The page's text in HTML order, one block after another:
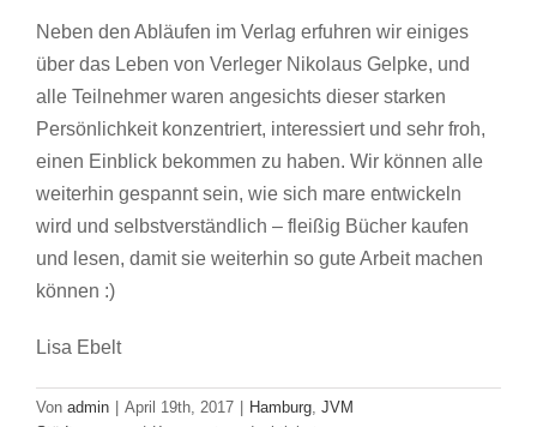
Neben den Abläufen im Verlag erfuhren wir einiges
über das Leben von Verleger Nikolaus Gelpke, und
alle Teilnehmer waren angesichts dieser starken
Persönlichkeit konzentriert, interessiert und sehr froh,
einen Einblick bekommen zu haben. Wir können alle
weiterhin gespannt sein, wie sich mare entwickeln
wird und selbstverständlich – fleißig Bücher kaufen
und lesen, damit sie weiterhin so gute Arbeit machen
können :)
Lisa Ebelt
Von admin | April 19th, 2017 | Hamburg JVM